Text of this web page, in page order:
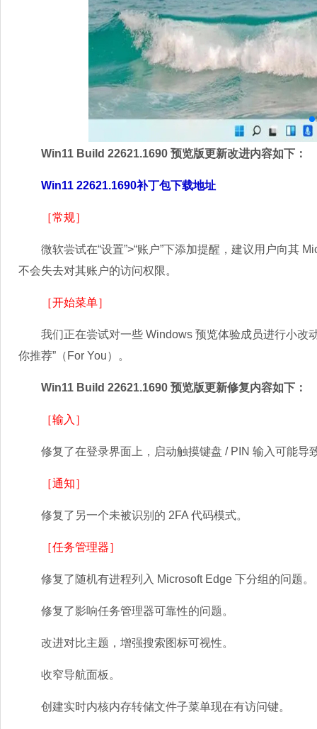
Win11 Build 22621.1690 预览版更新改进内容如下：
Win11 22621.1690补丁包下载地址
［常规］
微软尝试在“设置”>“账户”下添加提醒，建议用户向其
不会失去对其账户的访问权限。
［开始菜单］
我们正在尝试对一些 Windows 预览体验成员进行小改动
你推荐”（For You）。
Win11 Build 22621.1690 预览版更新修复内容如下：
［输入］
修复了在登录界面上，启动触摸键盘 / PIN 输入可能导
［通知］
修复了另一个未被识别的 2FA 代码模式。
［任务管理器］
修复了随机有进程列入 Microsoft Edge 下分组的问题。
修复了影响任务管理器可靠性的问题。
改进对比主题，增强搜索图标可视性。
收窄导航面板。
创建实时内核内存转储文件子菜单现在有访问键。